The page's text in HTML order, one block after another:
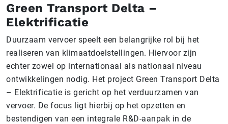
Green Transport Delta –
Elektrificatie
Duurzaam vervoer speelt een belangrijke rol bij het
realiseren van klimaatdoelstellingen. Hiervoor zijn
echter zowel op internationaal als nationaal niveau
ontwikkelingen nodig. Het project Green Transport Delta
– Elektrificatie is gericht op het verduurzamen van
vervoer. De focus ligt hierbij op het opzetten en
bestendigen van een integrale R&D-aanpak in de